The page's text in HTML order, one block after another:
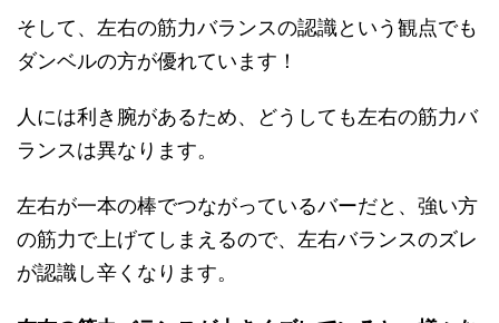
そして、左右の筋力バランスの認識という観点でも
ダンベルの方が優れています！
人には利き腕があるため、どうしても左右の筋力バ
ランスは異なります。
左右が一本の棒でつながっているバーだと、強い方
の筋力で上げてしまえるので、左右バランスのズレ
が認識し辛くなります。